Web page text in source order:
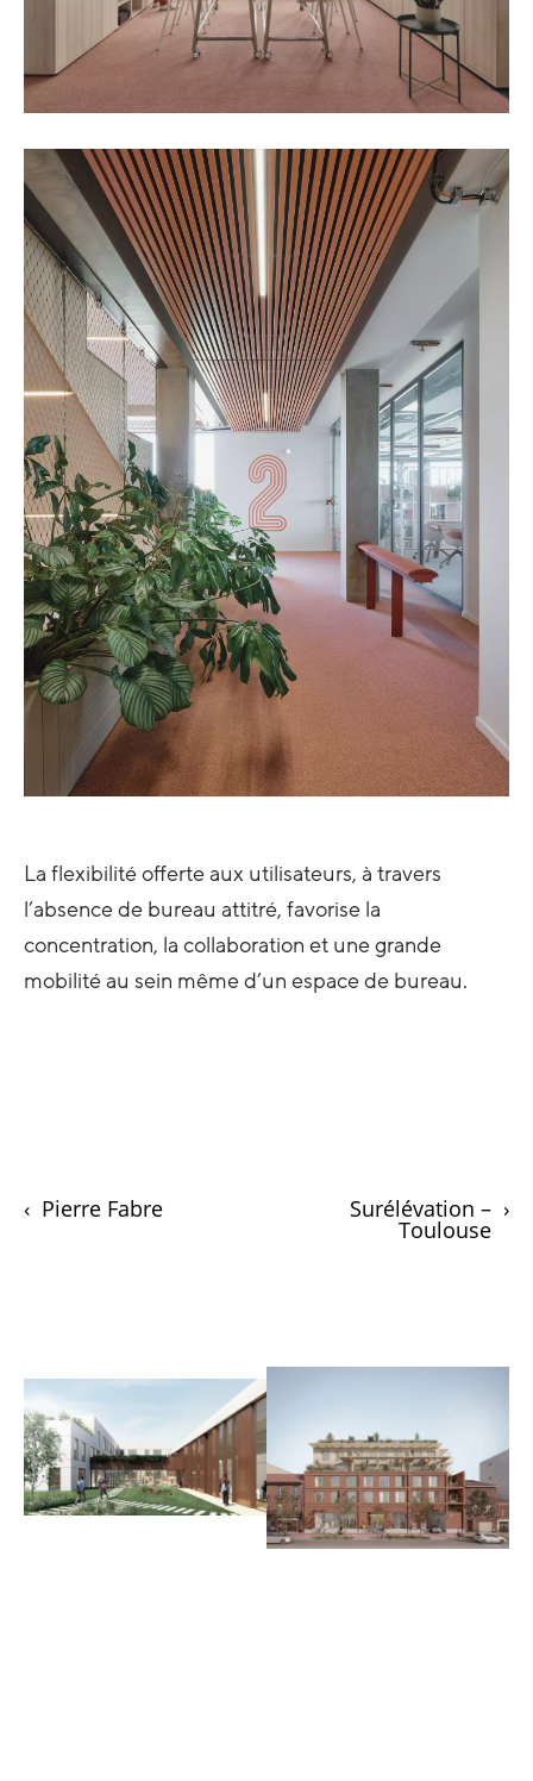
La flexibilité offerte aux utilisateurs, à travers
l’absence de bureau attitré, favorise la
concentration, la collaboration et une grande
mobilité au sein même d’un espace de bureau.
‹ Pierre Fabre ›
Surélévation –
Toulouse